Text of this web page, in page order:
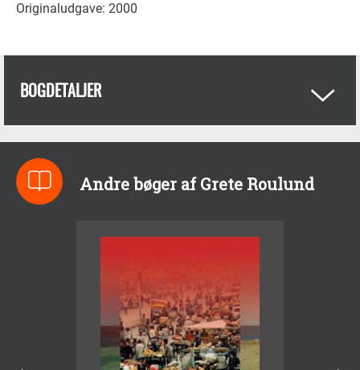
Originaludgave: 2000
BOGDETALJER
Andre bøger af Grete Roulund